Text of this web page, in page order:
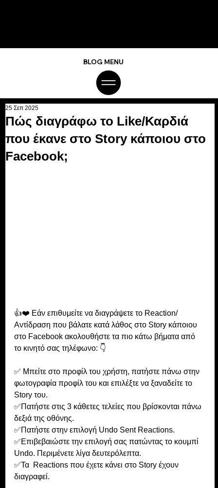
BLOG MENU
Πώς διαγράφω το Like/Καρδιά
που έκανε στο Story κάποιου στο
Facebook;
25 Σεπ 2025
👍❤️ Εάν επιθυμείτε να διαγράψετε το Reaction/
Αντίδραση που βάλατε κατά λάθος στο Story κάποιου
στο Facebook ακολουθήστε τα πιο κάτω βήματα από
το κινητό σας τηλέφωνο: 👇
✅ Μπείτε στο προφίλ του χρήστη, πατήστε πάνω στην
φωτογραφία προφίλ του και επιλέξτε να ξαναδείτε το
Story του.
✅Πατήστε στις 3 κάθετες τελείες που βρίσκονται πάνω
δεξιά της οθόνης.
✅Πατήστε στην επιλογή Undo Sent Reactions.
✅Επιβεβαιώστε την επιλογή σας πατώντας το κουμπί
Undo. Περιμένετε λίγα δευτερόλεπτα.
✅Τα  Reactions που έχετε κάνει στο Story έχουν
διαγραφεί.